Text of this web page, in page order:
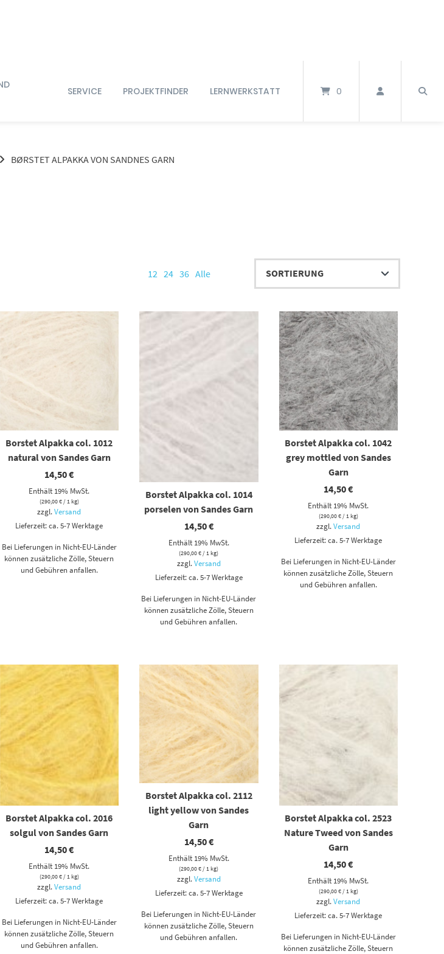
SERVICE PROJEKTFINDER LERNWERKSTATT 0
BØRSTET ALPAKKA VON SANDNES GARN
12 24 36 Alle
Borstet Alpakka col. 1012
natural von Sandes Garn
14,50€
Enthält 19% MwSt.
(290,00€/ 1 kg)
zzgl.Versand
Lieferzeit: ca. 5-7 Werktage
Bei Lieferungen in Nicht-EU-Länder
können zusätzliche Zölle, Steuern
und Gebühren anfallen.
Borstet Alpakka col. 1014
porselen von Sandes Garn
14,50€
Enthält 19% MwSt.
(290,00€/ 1 kg)
zzgl.Versand
Lieferzeit: ca. 5-7 Werktage
Bei Lieferungen in Nicht-EU-Länder
können zusätzliche Zölle, Steuern
und Gebühren anfallen.
Borstet Alpakka col. 1042
grey mottled von Sandes
Garn
14,50€
Enthält 19% MwSt.
(290,00€/ 1 kg)
zzgl.Versand
Lieferzeit: ca. 5-7 Werktage
Bei Lieferungen in Nicht-EU-Länder
können zusätzliche Zölle, Steuern
und Gebühren anfallen.
Borstet Alpakka col. 2016
solgul von Sandes Garn
14,50€
Enthält 19% MwSt.
(290,00€/ 1 kg)
zzgl.Versand
Lieferzeit: ca. 5-7 Werktage
Bei Lieferungen in Nicht-EU-Länder
können zusätzliche Zölle, Steuern
und Gebühren anfallen.
Borstet Alpakka col. 2112
light yellow von Sandes
Garn
14,50€
Enthält 19% MwSt.
(290,00€/ 1 kg)
zzgl.Versand
Lieferzeit: ca. 5-7 Werktage
Bei Lieferungen in Nicht-EU-Länder
können zusätzliche Zölle, Steuern
und Gebühren anfallen.
Borstet Alpakka col. 2523
Nature Tweed von Sandes
Garn
14,50€
Enthält 19% MwSt.
(290,00€/ 1 kg)
zzgl.Versand
Lieferzeit: ca. 5-7 Werktage
Bei Lieferungen in Nicht-EU-Länder
können zusätzliche Zölle, Steuern